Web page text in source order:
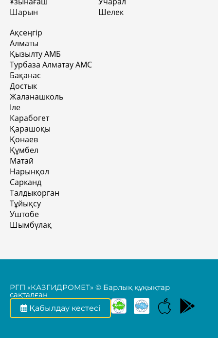
Шарын
Шелек
Ақсеңгір
Алматы
Қызылту АМБ
Турбаза Алматау АМС
Бақанас
Достык
Жаланашколь
Іле
Карабогет
Қарашоқы
Қонаев
Құмбел
Матай
Нарынқол
Сарканд
Талдыкорган
Тұйықсу
Уштобе
Шымбұлақ
РГП «КАЗГИДРОМЕТ» © Барлық құқықтар
сақталған
Қабылдау кестесі